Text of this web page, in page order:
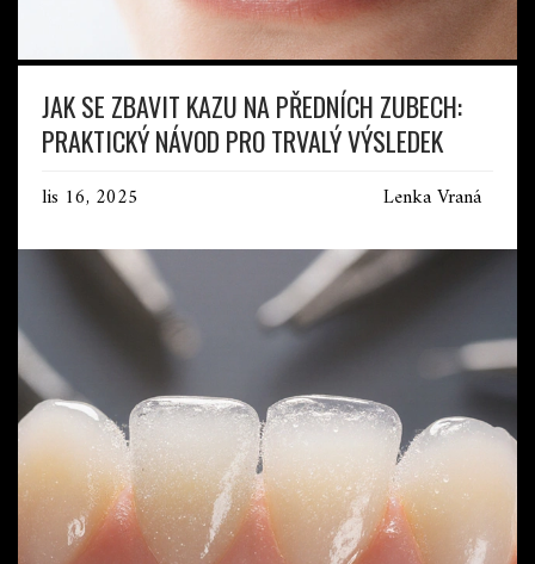
JAK SE ZBAVIT KAZU NA PŘEDNÍCH ZUBECH:
PRAKTICKÝ NÁVOD PRO TRVALÝ VÝSLEDEK
lis 16, 2025 Lenka Vraná